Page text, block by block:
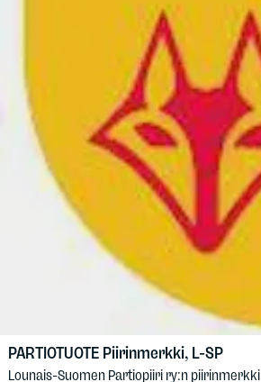
PARTIOTUOTE Piirinmerkki, L-SP
Lounais-Suomen Partiopiiri ry:n piirinmerkki